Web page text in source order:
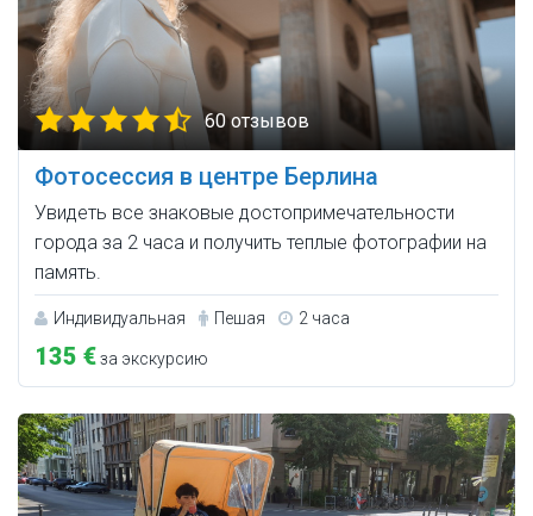
60 отзывов
Фотосессия в центре Берлина
Увидеть все знаковые достопримечательности
города за 2 часа и получить теплые фотографии на
память.
Индивидуальная Пешая 2 часа
135 €за экскурсию